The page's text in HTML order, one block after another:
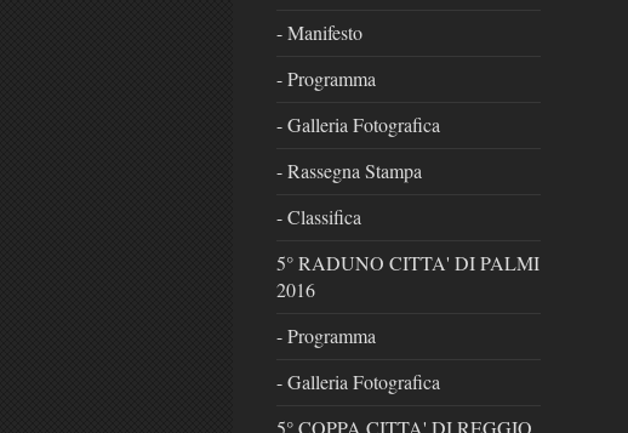
- Manifesto
- Programma
- Galleria Fotografica
- Rassegna Stampa
- Classifica
5° RADUNO CITTA' DI PALMI
2016
- Programma
- Galleria Fotografica
5° COPPA CITTA' DI REGGIO